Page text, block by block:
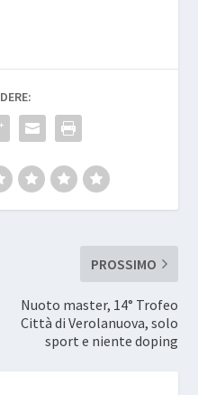
PROSSIMO
Nuoto master, 14° Trofeo
Città di Verolanuova, solo
sport e niente doping